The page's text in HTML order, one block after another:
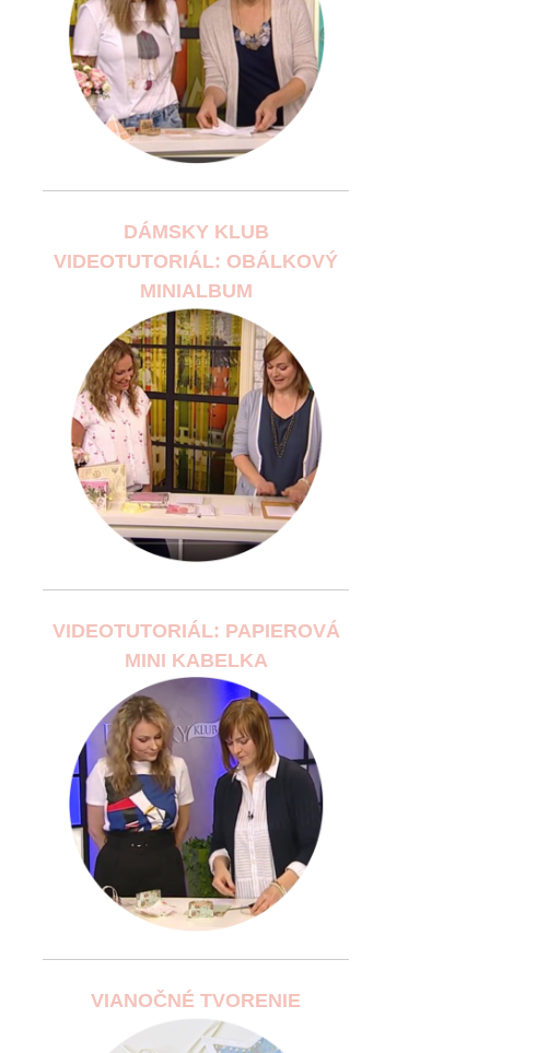
DÁMSKY KLUB
VIDEOTUTORIÁL: OBÁLKOVÝ
MINIALBUM
VIDEOTUTORIÁL: PAPIEROVÁ
MINI KABELKA
VIANOČNÉ TVORENIE